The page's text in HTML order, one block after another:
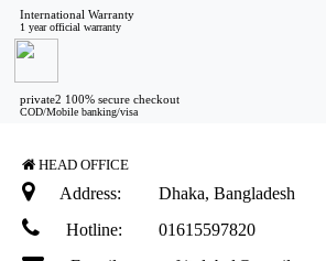
International Warranty
1 year official warranty
private2 100% secure checkout
COD/Mobile banking/visa
HEAD OFFICE
Address:
Dhaka, Bangladesh
Hotline:
01615597820